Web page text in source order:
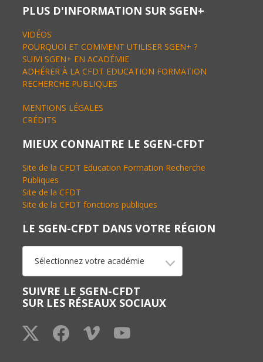
PLUS D'INFORMATION SUR SGEN+
VIDÉOS
POURQUOI ET COMMENT UTILISER SGEN+ ?
SUIVI SGEN+ EN ACADÉMIE
ADHÉRER À LA CFDT EDUCATION FORMATION
RECHERCHE PUBLIQUES
MENTIONS LÉGALES
CRÉDITS
MIEUX CONNAITRE LE SGEN-CFDT
Site de la CFDT Education Formation Recherche
Publiques
Site de la CFDT
Site de la CFDT fonctions publiques
LE SGEN-CFDT DANS VOTRE RÉGION
Sélectionnez votre académie
SUIVRE LE SGEN-CFDT
SUR LES RÉSEAUX SOCIAUX